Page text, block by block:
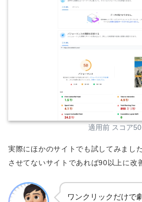
適用前 スコア50
実際にほかのサイトでも試してみまし
させてないサイトであれば90以上に改
ワンクリックだけで